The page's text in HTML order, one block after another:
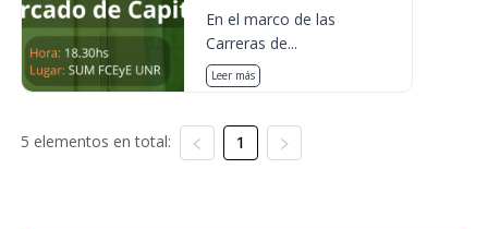
En el marco de las
Carreras de...
Leer más
5 elementos en total: 1